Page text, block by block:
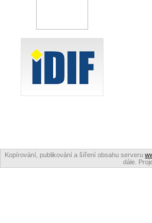
Kopírování, publikování a šíření obsahu serveru
dále.